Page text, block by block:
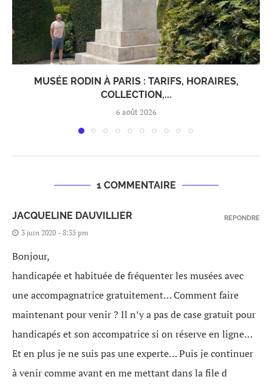
MUSÉE RODIN À PARIS : TARIFS, HORAIRES,
COLLECTION,...
6 août 2026
1 COMMENTAIRE
JACQUELINE DAUVILLIER
3 juin 2020 - 8:35 pm
Bonjour,
handicapée et habituée de fréquenter les musées avec
une accompagnatrice gratuitement… Comment faire
maintenant pour venir ? Il n’y a pas de case gratuit pour
handicapés et son accompatrice si on réserve en ligne…
Et en plus je ne suis pas une experte… Puis je continuer
à venir comme avant en me mettant dans la file d
REPONDRE